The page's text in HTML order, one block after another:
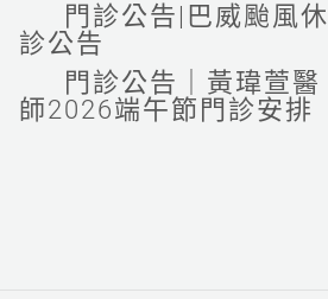
門診公告|巴威颱風休
診公告
門診公告｜黃瑋萱醫
師2026端午節門診安排